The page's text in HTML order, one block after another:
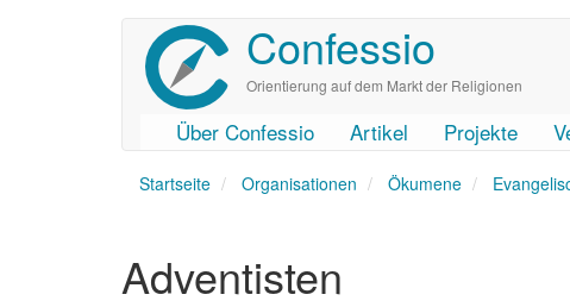
Confessio
Orientierung auf dem Markt der Religionen
User
account
Main
navigation
Über Confessio Artikel Projekte
Startseite Organisationen Ökumene
Adventisten